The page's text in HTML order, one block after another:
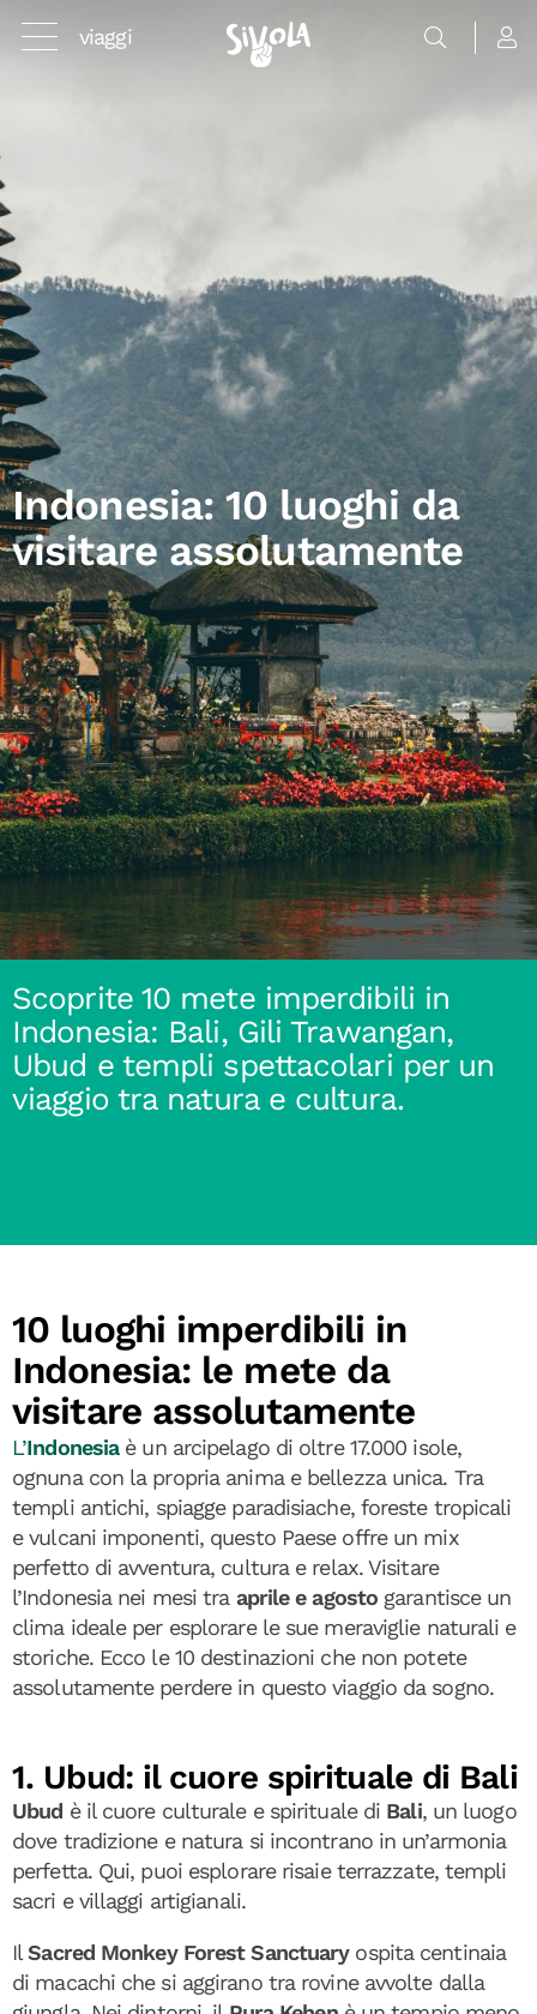
viaggi
Indonesia: 10 luoghi da
visitare assolutamente
Scoprite 10 mete imperdibili in
Indonesia: Bali, Gili Trawangan,
Ubud e templi spettacolari per un
viaggio tra natura e cultura.
10 luoghi imperdibili in
Indonesia: le mete da
visitare assolutamente
L’Indonesiaè un arcipelago di oltre 17.000 isole,
ognuna con la propria anima e bellezza unica. Tra
templi antichi, spiagge paradisiache, foreste tropicali
e vulcani imponenti, questo Paese offre un mix
perfetto di avventura, cultura e relax. Visitare
l’Indonesia nei mesi tra aprile e agosto garantisce un
clima ideale per esplorare le sue meraviglie naturali e
storiche. Ecco le 10 destinazioni che non potete
assolutamente perdere in questo viaggio da sogno.
1. Ubud: il cuore spirituale di Bali
Ubud è il cuore culturale e spirituale di Bali, un luogo
dove tradizione e natura si incontrano in un’armonia
perfetta. Qui, puoi esplorare risaie terrazzate, templi
sacri e villaggi artigianali.
IlSacred Monkey Forest Sanctuaryospita centinaia
di macachi che si aggirano tra rovine avvolte dalla